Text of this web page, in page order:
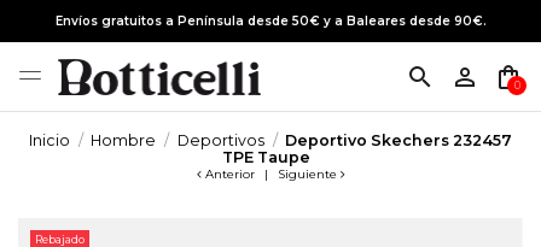
Envíos gratuitos a Península desde 50€ y a Baleares desde 90€.
search person_outline shopping_bag
0
Inicio Hombre Deportivos
Deportivo Skechers 232457
TPE Taupe
Anterior | Siguiente
Rebajado